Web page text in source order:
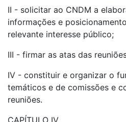
II - solicitar ao CNDM a
informações e
relevante interesse público;
III - firmar as atas das
IV - constituir e organizar o
temáticos e de comissões e
reuniões.
CAPÍTULO IV